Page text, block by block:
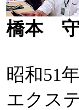
橋本
昭和51
エクス